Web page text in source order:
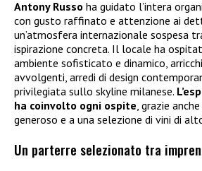
Antony Russo ha guidato l’intera
con gusto raffinato e attenzione ai
un’atmosfera internazionale sospesa
ispirazione concreta. Il locale ha
ambiente sofisticato e dinamico,
avvolgenti, arredi di design
privilegiata sullo skyline milanese.
ha coinvolto ogni ospite, grazie
generoso e a una selezione di vini di
Un parterre selezionato tra